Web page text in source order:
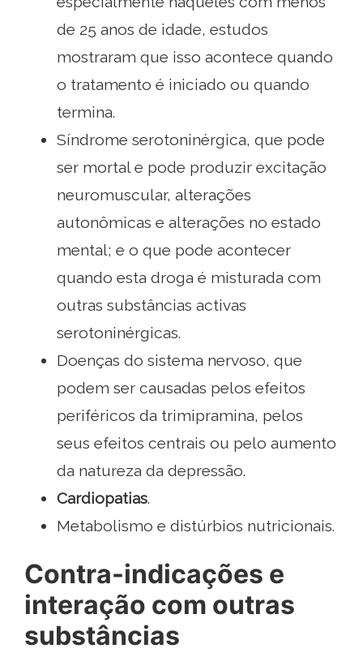
de 25 anos de idade, estudos
mostraram que isso acontece quando
o tratamento é iniciado ou quando
termina.
Síndrome serotoninérgica, que pode
ser mortal e pode produzir excitação
neuromuscular, alterações
autonômicas e alterações no estado
mental; e o que pode acontecer
quando esta droga é misturada com
outras substâncias activas
serotoninérgicas.
Doenças do sistema nervoso, que
podem ser causadas pelos efeitos
periféricos da trimipramina, pelos
seus efeitos centrais ou pelo aumento
da natureza da depressão.
Cardiopatias.
Metabolismo e distúrbios nutricionais.
Contra-indicações e
interação com outras
substâncias